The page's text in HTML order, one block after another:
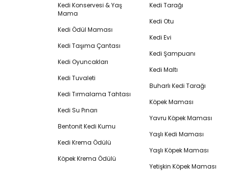
Kedi Konservesi & Yaş
Mama
Kedi Ödül Maması
Kedi Taşıma Çantası
Kedi Oyuncakları
Kedi Tuvaleti
Kedi Tırmalama Tahtası
Kedi Su Pınarı
Bentonit Kedi Kumu
Kedi Krema Ödülü
Köpek Krema Ödülü
Kedi Tarağı
Kedi Otu
Kedi Evi
Kedi Şampuanı
Kedi Maltı
Buharlı Kedi Tarağı
Köpek Maması
Yavru Köpek Maması
Yaşlı Kedi Maması
Yaşlı Köpek Maması
Yetişkin Köpek Maması